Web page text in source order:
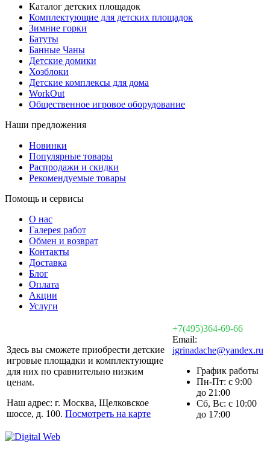
Каталог детских площадок
Комплектующие для детских площадок
Зимние горки
Батуты
Банные Чаны
Детские домики
Хозблоки
Детские комплексы для дома
WorkOut
Общественное игровое оборудование
Наши предложения
Новинки
Популярные товары
Распродажи и скидки
Рекомендуемые товары
Помощь и сервисы
О нас
Галерея работ
Обмен и возврат
Контакты
Доставка
Блог
Оплата
Акции
Услуги
Здесь вы сможете приобрести детские
игровые площадки и комплектующие
для них по сравнительно низким
ценам.
Наш адрес: г. Москва, Щелковское
шоссе, д. 100. Посмотреть на карте
+7(495)364-69-66
Email:
igrinadache@yandex.ru
График работы
Пн-Пт: с 9:00
до 21:00
Сб, Вс: с 10:00
до 17:00